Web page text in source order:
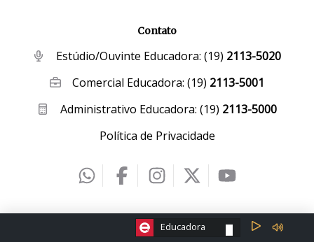
Contato
Estúdio/Ouvinte Educadora: (19) 2113-5020
Comercial Educadora:(19) 2113-5001
Administrativo Educadora: (19) 2113-5000
Política de Privacidade
2026 © eLimeira | Desenvolvido por Creative Hut
ESCOLHA A RÁDIO:
Educadora